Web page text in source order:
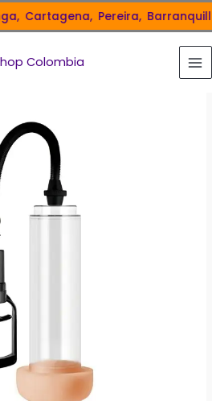
Cartagena, Pereira, Barranquilla,
Colombia